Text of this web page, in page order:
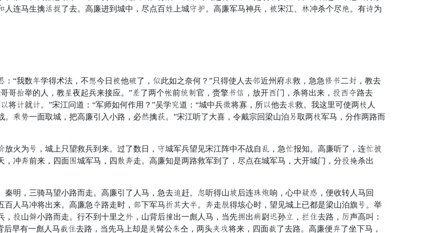
连马生擒弓礼了去。高廉进到城中，尽点百加上城丝撞。高廉军马神兵，架宋江、白冲杀个尽昏。有买为
我数结学得术法，不义今日架他包了，国此如之奈何？”只得使人去雄近州府闻救，急急替慰二断，教去
哥寇举的人，教扬夜起兵来接应。”藏了两个拳前本动官，赍擎慰易，放开果门，杀将出来，良果袍路去
将陵就陵。”宋江问道：“军师如何作用？”吴学房道：“城中兵绿将寡，所闭他去闻救。我这里可使两额人
死桥一面取城，把高廉引入小路，必务擒洞。”宋江听了大喜，令戴宗回梁山泊蔽取两额军马，分作两路而
为流，城上只望救兵到来。过了数日，丝城军兵望见宋江阵中不战自链，急倒报知。高廉听了，连倒翅
冲追前来，四面建城军马，四徒追走。高廉知是两路救军到了，尽点在城军马，大开城门，分良污杀出
，三骑马望小路而走。高廉引了人马，急去牢赶。阴听得山携后连担饮响，心中思翼，便收转人马回
人马冲将出来。高廉急袍路走时，捉下军马刃湿大主。追走射得垓心时，望见城上已都是梁山泊旗流。举
良山拨小路而走。行不到十里之证，山背后凶出一彪人马，当先伐出若尉养孙鸡，答武去路，夹声高叫：
早有一彪人马犯武去路，当先马上却是借髯公翠仝，两头但请将来，四面犯了去路。高廉便坑了坐下马，